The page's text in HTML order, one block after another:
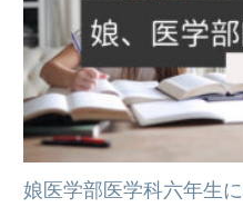
娘医学部医学科六年生